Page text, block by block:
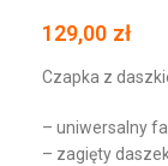
129,00 zł
Czapka z
– uniwersalny
– zagięty